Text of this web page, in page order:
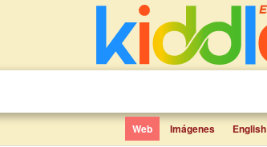
Web Imágenes English